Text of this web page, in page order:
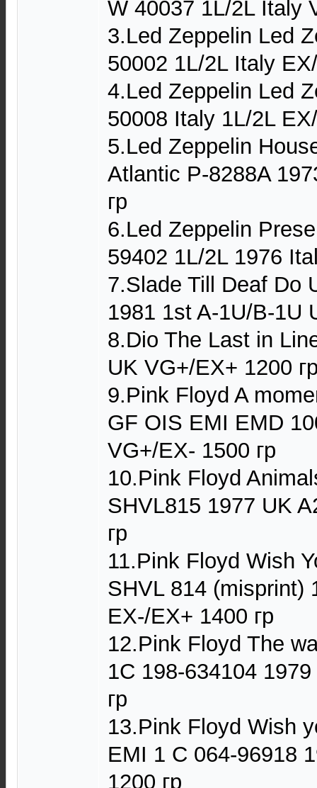
W 40037 1L/2L Italy
3.Led Zeppelin Led
50002 1L/2L Italy
4.Led Zeppelin Led
50008 Italy 1L/2L
5.Led Zeppelin
Atlantic P-8288A
гр
6.Led Zeppelin
59402 1L/2L 1976
7.Slade Till Deaf Do
1981 1st A-1U/B-1U
8.Dio The Last in
UK VG+/EX+ 1200
9.Pink Floyd A
GF OIS EMI EMD
VG+/EX- 1500 гр
10.Pink Floyd
SHVL815 1977 UK
гр
11.Pink Floyd Wish
SHVL 814 (misprint)
EX-/EX+ 1400 гр
12.Pink Floyd The
1C 198-634104
гр
13.Pink Floyd Wish
EMI 1 C 064-96918
1200 гр